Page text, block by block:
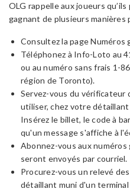
OLG rappelle aux joueurs
gagnant de plusieurs manières
Consultez la page Numéros
Téléphonez à Info-Loto au
ou au numéro sans frais 1-
région de Toronto).
Servez-vous du vérificateur
utiliser, chez votre
Insérez le billet, le code à
qu'un message s'affiche à
Abonnez-vous aux
seront envoyés par courriel.
Procurez-vous un relevé
détaillant muni d'un